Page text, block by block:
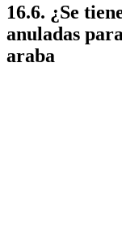
16.6. ¿Se
anuladas
araba